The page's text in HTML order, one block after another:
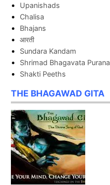
Upanishads
Chalisa
Bhajans
आरती
Sundara Kandam
Shrimad Bhagavata Purana
Shakti Peeths
THE BHAGAWAD GITA